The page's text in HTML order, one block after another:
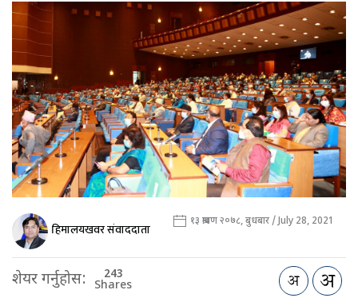
हिमालयखवर संवाददाता १३ श्रावण २०७८, बुधबार / July 28, 2021
शेयर गर्नुहोस: 243
Shares